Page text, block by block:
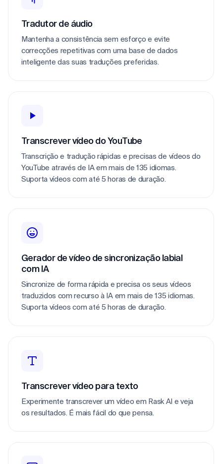
Tradutor de áudio
Mantenha a consistência sem esforço e evite
correcções repetitivas com uma base de dados
inteligente das suas traduções preferidas.
Transcrever vídeo do YouTube
Transcrição e tradução rápidas e precisas de vídeos do
YouTube através de IA em mais de 135 idiomas.
Suporta vídeos com até 5 horas de duração.
Gerador de vídeo de sincronização labial
com IA
Sincronize de forma rápida e precisa os seus vídeos
traduzidos com recurso à IA em mais de 135 idiomas.
Suporta vídeos com até 5 horas de duração.
Transcrever vídeo para texto
Experimente transcrever um vídeo em Rask AI e veja
os resultados. É mais fácil do que pensa.